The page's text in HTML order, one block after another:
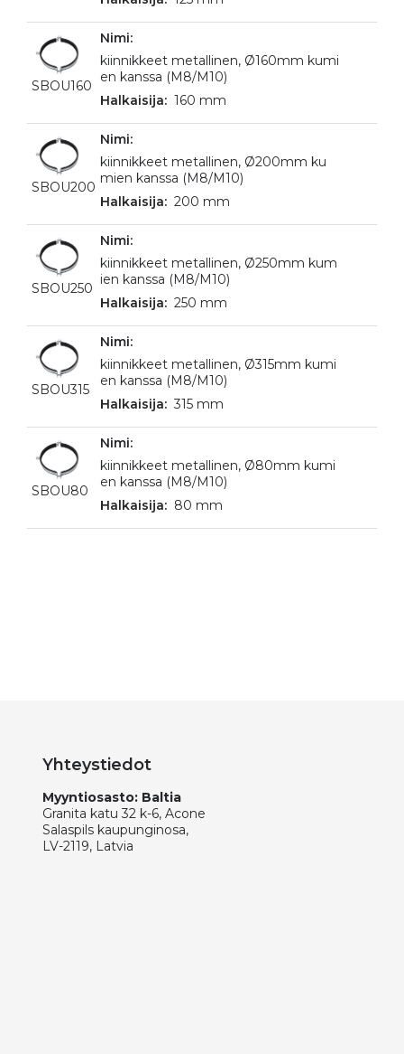
SBOU160
kiinnikkeet metallinen, Ø160mm kumi
en kanssa (M8/M10)
160 mm
SBOU200
kiinnikkeet metallinen, Ø200mm ku
mien kanssa (M8/M10)
200 mm
SBOU250
kiinnikkeet metallinen, Ø250mm kum
ien kanssa (M8/M10)
250 mm
SBOU315
kiinnikkeet metallinen, Ø315mm kumi
en kanssa (M8/M10)
315 mm
SBOU80
kiinnikkeet metallinen, Ø80mm kumi
en kanssa (M8/M10)
80 mm
Yhteystiedot
Myyntiosasto: Baltia
Granita katu 32 k-6, Acone
Salaspils kaupunginosa,
LV-2119, Latvia